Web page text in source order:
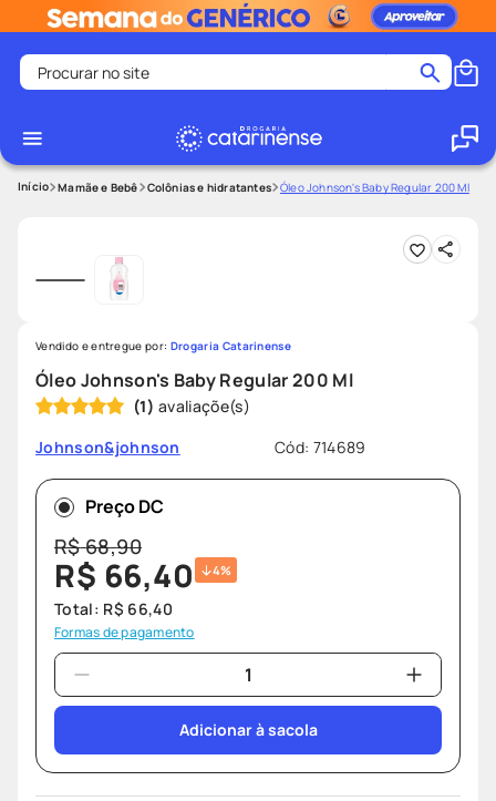
Procurar no site
1
2º
medley
protetor solar facial
shampoo
8º
sabonete liquido
Mamãe e Bebê Colônias e hidratantes Óleo Johnson's Baby Regular 200 Ml
Óleo Johnson's Baby Regular 200 Ml
(1)
Johnson&johnson
Cód: 714689
Vendido e entregue por: Drogaria Catarinense
Preço DC
R$68,90
R$ 66,40 4%
Total: R$ 66,40
Formas de pagamento
Adicionar à sacola